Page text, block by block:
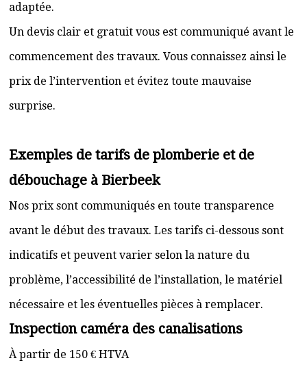
adaptée.
Un devis clair et gratuit vous est communiqué avant le
commencement des travaux. Vous connaissez ainsi le
prix de l’intervention et évitez toute mauvaise
surprise.
Exemples de tarifs de plomberie et de
débouchage à Bierbeek
Nos prix sont communiqués en toute transparence
avant le début des travaux. Les tarifs ci-dessous sont
indicatifs et peuvent varier selon la nature du
problème, l’accessibilité de l’installation, le matériel
nécessaire et les éventuelles pièces à remplacer.
Inspection caméra des canalisations
À partir de 150 € HTVA